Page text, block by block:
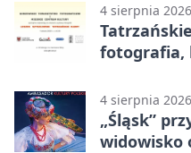
4 sierpnia 2026
fotografia,
4 sierpnia 2026
„Śląsk”
widowisko